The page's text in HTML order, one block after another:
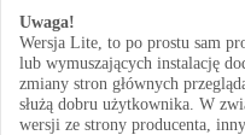
Uwaga!
Wersja Lite, to po prostu sam
lub wymuszających instalację
zmiany stron głównych
służą dobru użytkownika. W
wersji ze strony producenta,